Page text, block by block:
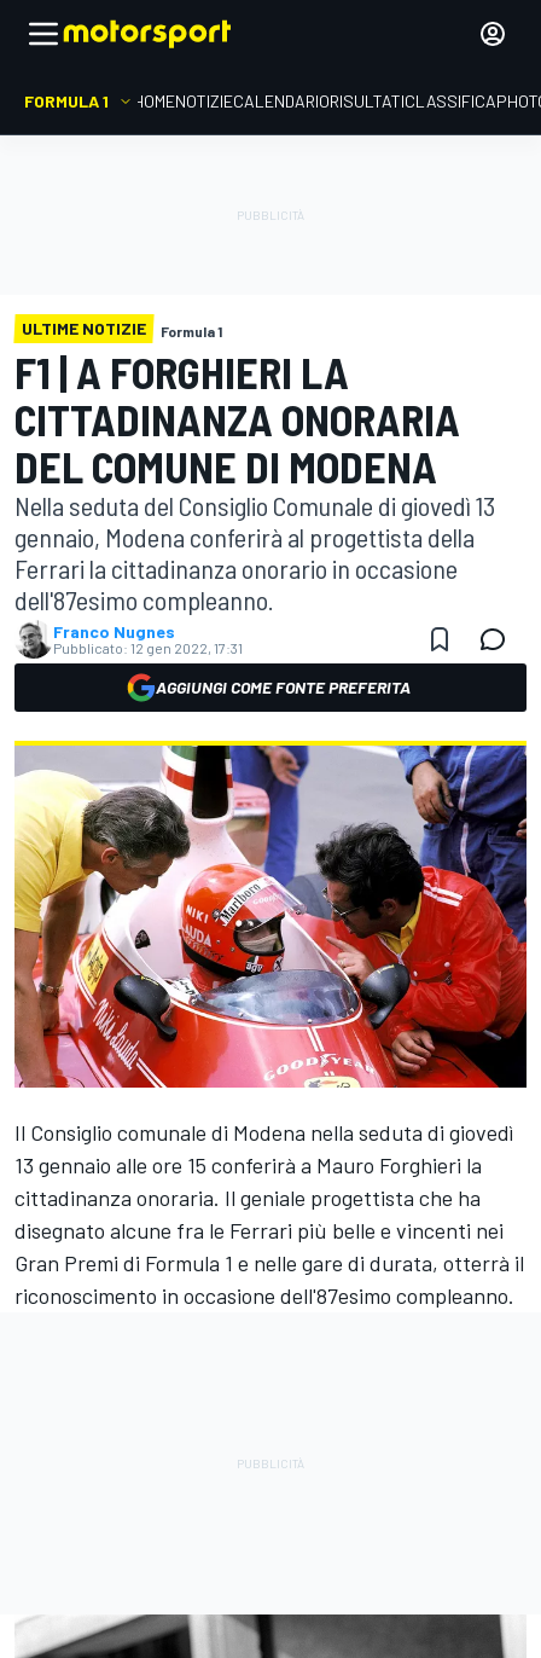
FORMULA 1 HOMENOTIZIECALENDARIORISULTATICLASSIFICA
ULTIME NOTIZIE Formula 1
F1 | A FORGHIERI LA
CITTADINANZA ONORARIA
DEL COMUNE DI MODENA
Nella seduta del Consiglio Comunale di giovedì 13
gennaio, Modena conferirà al progettista della
Ferrari la cittadinanza onorario in occasione
dell'87esimo compleanno.
Franco Nugnes
Pubblicato: 12 gen 2022, 17:31
AGGIUNGI COME FONTE PREFERITA
Il Consiglio comunale di Modena nella seduta di giovedì
13 gennaio alle ore 15 conferirà a Mauro Forghieri la
cittadinanza onoraria. Il geniale progettista che ha
disegnato alcune fra le Ferrari più belle e vincenti nei
Gran Premi di Formula 1 e nelle gare di durata, otterrà il
riconoscimento in occasione dell'87esimo compleanno.